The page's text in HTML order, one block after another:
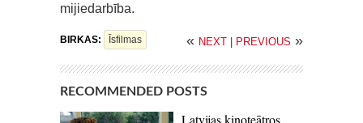
mijiedarbība.
BIRKAS: Īsfilmas « NEXT PREVIOUS »
RECOMMENDED POSTS
Latvijas kinoteātros